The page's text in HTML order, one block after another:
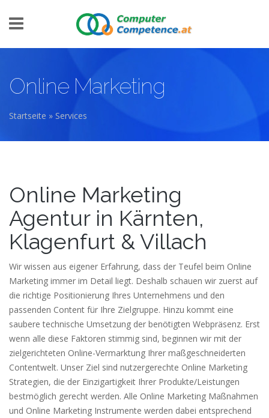
Online Marketing
Startseite » Services
Online Marketing
Agentur in Kärnten,
Klagenfurt & Villach
Wir wissen aus eigener Erfahrung, dass der Teufel beim Online
Marketing immer im Detail liegt. Deshalb schauen wir zuerst auf
die richtige Positionierung Ihres Unternehmens und den
passenden Content für Ihre Zielgruppe. Hinzu kommt eine
saubere technische Umsetzung der benötigten Webpräsenz. Erst
wenn alle diese Faktoren stimmig sind, beginnen wir mit der
zielgerichteten Online-Vermarktung Ihrer maßgeschneiderten
Contentwelt. Unser Ziel sind nutzergerechte Online Marketing
Strategien, die der Einzigartigkeit Ihrer Produkte/Leistungen
bestmöglich gerecht werden. Alle Online Marketing Maßnahmen
und Online Marketing Instrumente werden dabei entsprechend